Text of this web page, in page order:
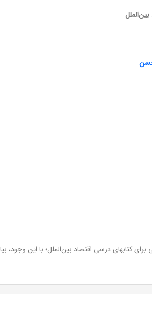
حسن
کتابهای درسی اقتصاد بین‌الملل؛ با این وجود،